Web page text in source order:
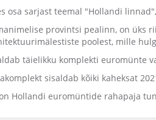
osa sarjast teemal "Hollandi
provintsi pealinn, on üks
poolest, mille
täielikku komplekti euromünte
sisaldab kõiki kaheksat
Hollandi euromüntide rahapaja